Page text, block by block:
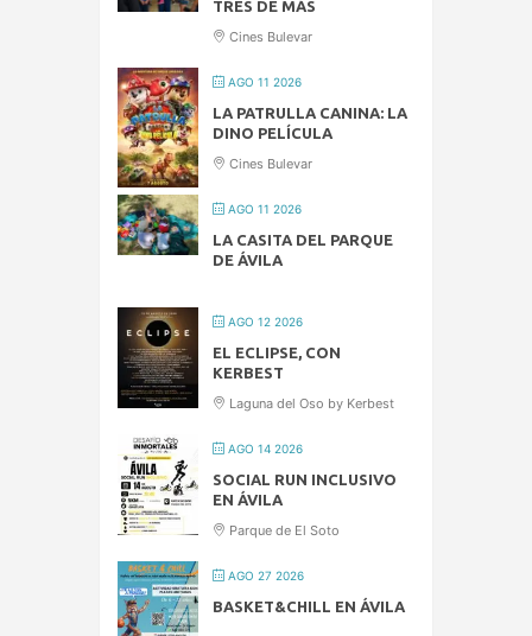
TRES DE MÁS
Cines Bulevar
AGO 11 2026
LA PATRULLA CANINA: LA
DINO PELÍCULA
Cines Bulevar
AGO 11 2026
LA CASITA DEL PARQUE
DE ÁVILA
AGO 12 2026
EL ECLIPSE, CON
KERBEST
Laguna del Oso by Kerbest
AGO 14 2026
SOCIAL RUN INCLUSIVO
EN ÁVILA
Parque de El Soto
AGO 27 2026
BASKET&CHILL EN ÁVILA